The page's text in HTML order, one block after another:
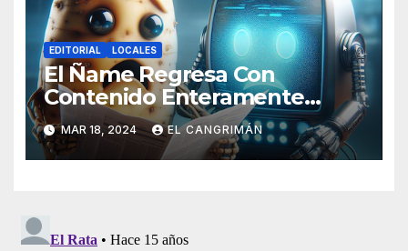
EDITORIAL LOCALES
El Ñame Regresa Con
Contenido Enteramente
Generado Por Inteligencia
Artificial
MAR 18, 2024 EL CANGRIMÁN